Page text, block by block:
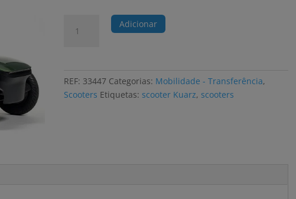
Adicionar
REF: 33447 Categorias: Mobilidade - Transferência,
Scooters Etiquetas: scooter Kuarz, scooters